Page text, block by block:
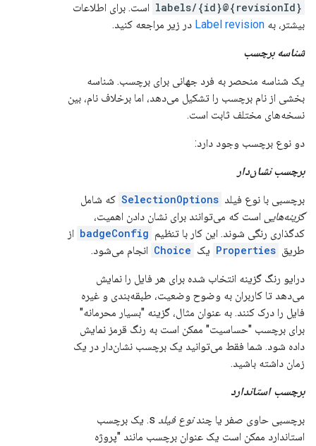
labels/{id}@{revisionId} است. برای اطلاعات
بیشتر، به Label revision در زیر مراجعه کنید.
شناسه برچسب
یک شناسه منحصر به فرد جهانی برای برچسب. شناسه
بخشی از نام برچسب را تشکیل می‌دهد، اما برخلاف نام، بین
نسخه‌های مختلف ثابت است.
دو نوع برچسب وجود دارد:
برچسب نشان‌دار
برچسبی با نوع فیلد SelectionOptions که شامل
گزینه‌هایی است که می‌توانند برای نشان دادن اهمیت،
کدگذاری رنگی شوند. این کار با تنظیم badgeConfig از
طریق Properties یک Choice انجام می‌شود.
درایو رنگ گزینه انتخاب شده برای هر فایل را نمایش
می‌دهد تا کاربران به وضوح وضعیت، طبقه‌بندی و غیره
فایل را درک کنند. به عنوان مثال، گزینه "بسیار محرمانه"
برای برچسب "حساسیت" ممکن است به رنگ قرمز نمایش
داده شود. شما فقط می‌توانید یک برچسب نشان‌دار در یک
زمان داشته باشید.
برچسب استاندارد
برچسبی حاوی صفر یا چندنوع فیلد
s. یک برچسب
استاندارد ممکن است یک عنوان برچسب مانند "پروژه